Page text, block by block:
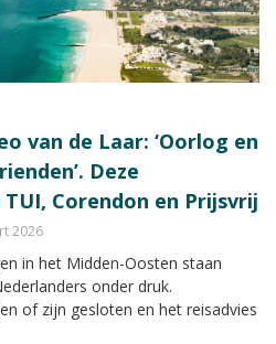
van de Laar: ‘Oorlog en
Deze
Corendon en Prijsvrij
2026
in het Midden-Oosten staan
onder druk.
of zijn gesloten en het reisadvies